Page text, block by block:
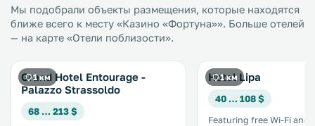
Мы подобрали объекты размещения, которые находятся
ближе всего к месту «Казино «Фортуна»». Больше отелей
— на карте «Отели поблизости».
1 км
Grand Hotel Entourage -
Palazzo Strassoldo
68 … 213 $
1 км
Hotel Lipa
40 … 108 $
Featuring free Wi-Fi and